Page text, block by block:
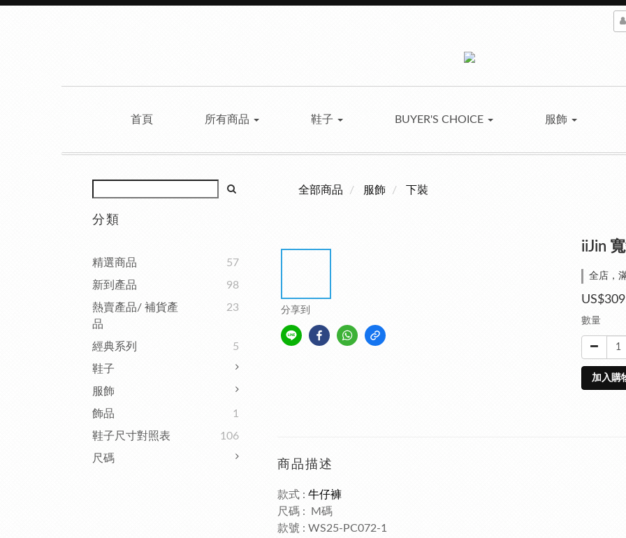
首頁 所有商品 鞋子 BUYER'S CHOICE 服飾
分類
精選商品
57
新到產品
98
熱賣產品/ 補貨產
品
23
經典系列
5
鞋子
服飾
飾品
1
鞋子尺寸對照表
106
尺碼
全部商品 服飾 下裝
分享到
iiJin
全店，
數量
加入購
商品描述
款式 : 牛仔褲
尺碼 : M碼
款號 : WS25-PC072-1